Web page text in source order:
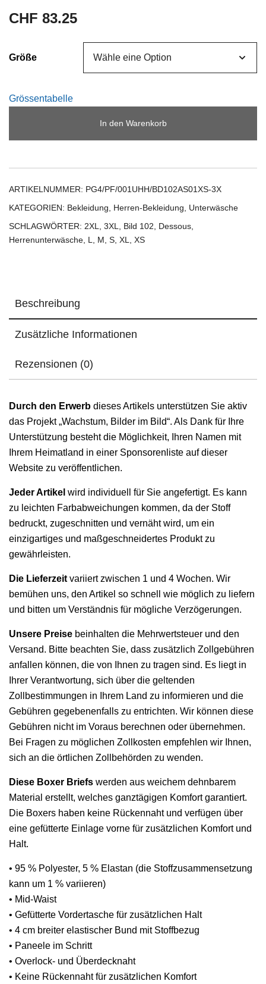
CHF 83.25
Größe
Grössentabelle
In den Warenkorb
ARTIKELNUMMER: PG4/PF/001UHH/BD102AS01XS-3X
KATEGORIEN: Bekleidung Herren-Bekleidung
Unterwäsche
SCHLAGWÖRTER: 2XL 3XL Bild 102 Dessous
Herrenunterwäsche L M S XL XS
Beschreibung
Zusätzliche Informationen
Rezensionen (0)
Durch den Erwerb dieses Artikels unterstützen Sie aktiv
das Projekt „Wachstum, Bilder im Bild“. Als Dank für Ihre
Unterstützung besteht die Möglichkeit, Ihren Namen mit
Ihrem Heimatland in einer Sponsorenliste auf dieser
Website zu veröffentlichen.
Jeder Artikel wird individuell für Sie angefertigt. Es kann
zu leichten Farbabweichungen kommen, da der Stoff
bedruckt, zugeschnitten und vernäht wird, um ein
einzigartiges und maßgeschneidertes Produkt zu
gewährleisten.
Die Lieferzeit variiert zwischen 1 und 4 Wochen. Wir
bemühen uns, den Artikel so schnell wie möglich zu liefern
und bitten um Verständnis für mögliche Verzögerungen.
Unsere Preise beinhalten die Mehrwertsteuer und den
Versand. Bitte beachten Sie, dass zusätzlich Zollgebühren
anfallen können, die von Ihnen zu tragen sind. Es liegt in
Ihrer Verantwortung, sich über die geltenden
Zollbestimmungen in Ihrem Land zu informieren und die
Gebühren gegebenenfalls zu entrichten. Wir können diese
Gebühren nicht im Voraus berechnen oder übernehmen.
Bei Fragen zu möglichen Zollkosten empfehlen wir Ihnen,
sich an die örtlichen Zollbehörden zu wenden.
Diese Boxer Briefs werden aus weichem dehnbarem
Material erstellt, welches ganztägigen Komfort garantiert.
Die Boxers haben keine Rückennaht und verfügen über
eine gefütterte Einlage vorne für zusätzlichen Komfort und
Halt.
• 95 % Polyester, 5 % Elastan (die Stoffzusammensetzung
kann um 1 % variieren)
• Mid-Waist
• Gefütterte Vordertasche für zusätzlichen Halt
• 4 cm breiter elastischer Bund mit Stoffbezug
• Paneele im Schritt
• Overlock- und Überdecknaht
• Keine Rückennaht für zusätzlichen Komfort